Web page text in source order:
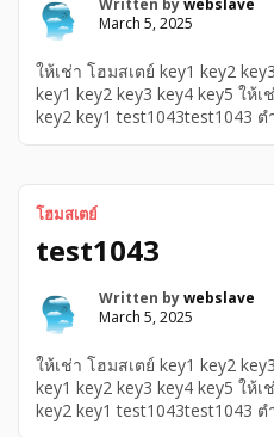
Written bywebslave
March 5, 2025
ให้เช่า โฮมสเตย์ key1 key2
key1 key2 key3 key4 key5 ให้
key2 key1 test1043test1043
โฮมสเตย์
test1043
Written bywebslave
March 5, 2025
ให้เช่า โฮมสเตย์ key1 key2
key1 key2 key3 key4 key5 ให้
key2 key1 test1043test1043